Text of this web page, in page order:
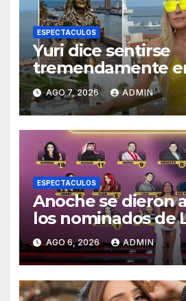
ESPECTACULOS
Yuri dice sentirse
tremendamente
sobre su estatua
en Veracruz
AGO 7, 2026 ADMIN
ESPECTACULOS
Anoche se dieron
los nominados de
los Famosos
la segunda
AGO 6, 2026 ADMIN